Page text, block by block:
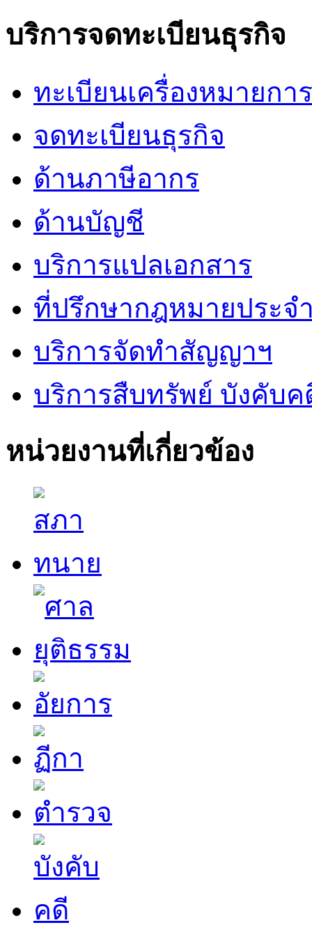
บริการจดทะเบียนธุรกิจ
ทะเบียนเครื่องหมายกา
จดทะเบียนธุรกิจ
ด้านภาษีอากร
ด้านบัญชี
บริการแปลเอกสาร
ที่ปรึกษากฎหมายประจ
บริการจัดทำสัญญาฯ
บริการสืบทรัพย์ บังคับค
หน่วยงานที่เกี่ยวข้อง